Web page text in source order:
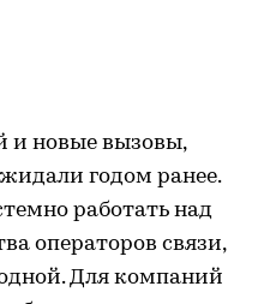
и новые вызовы,
годом ранее.
работать над
операторов связи,
Для компаний